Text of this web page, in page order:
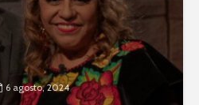
6 agosto, 2024